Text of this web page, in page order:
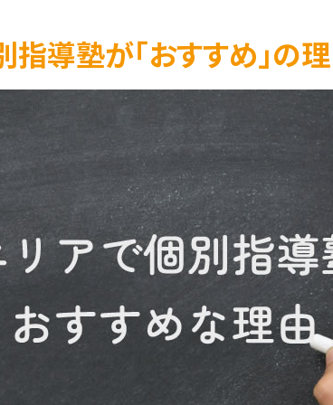
導塾が「おすすめ」の